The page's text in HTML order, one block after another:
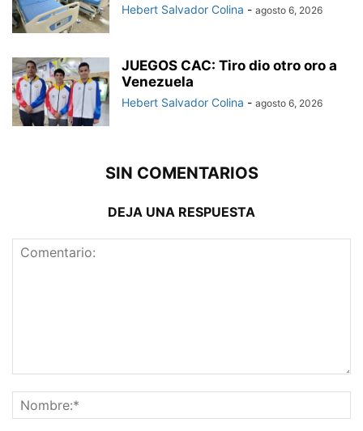
Hebert Salvador Colina - agosto 6, 2026
JUEGOS CAC: Tiro dio otro oro a
Venezuela
Hebert Salvador Colina - agosto 6, 2026
SIN COMENTARIOS
DEJA UNA RESPUESTA